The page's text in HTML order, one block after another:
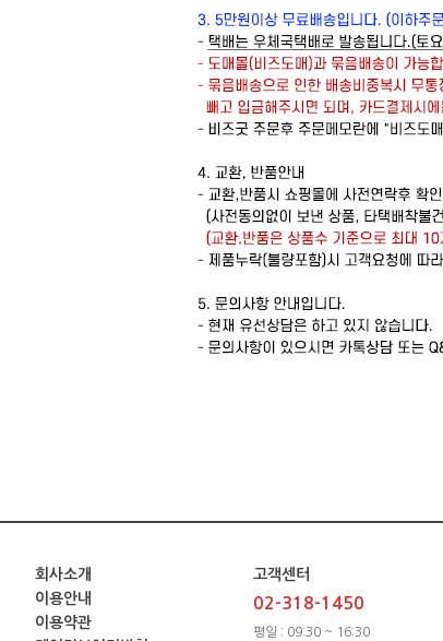
회사소개
이용안내
이용약관
고객센터
02-318-1450
평일 : 09:30 ~ 16:30